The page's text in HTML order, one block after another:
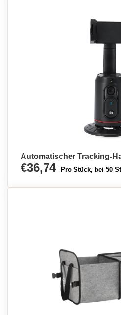
Automatischer Tracking-
€36,74 Pro Stück, bei 50